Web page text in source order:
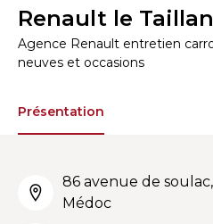
Renault le
Agence Renault entretien
neuves et occasions
Présentation
86 avenue de
Médoc